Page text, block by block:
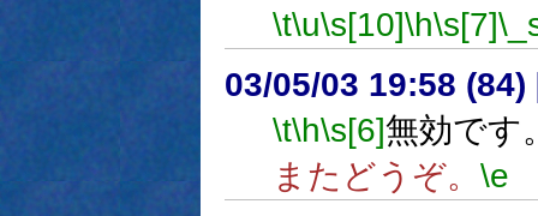
\t\u\s[10]\h\s[7]
03/05/03 19:58 (84)
\t\h\s[6]無効です
またどうぞ。 \e